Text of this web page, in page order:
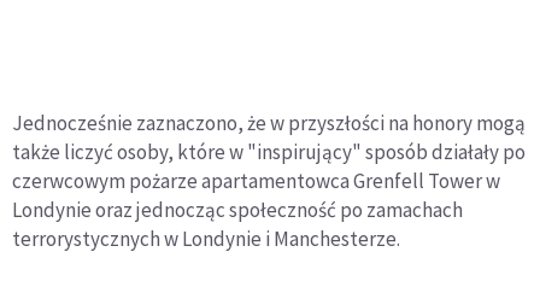
Jednocześnie zaznaczono, że w przyszłości na honory mogą
także liczyć osoby, które w "inspirujący" sposób działały po
czerwcowym pożarze apartamentowca Grenfell Tower w
Londynie oraz jednocząc społeczność po zamachach
terrorystycznych w Londynie i Manchesterze.